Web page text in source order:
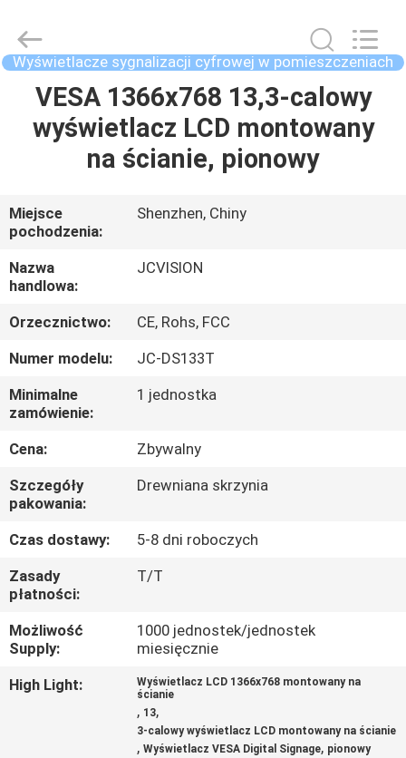
DOM
PRODUKTY
O
NAS
WYCIECZKA
PO
FABRYCE
KONTROLA
JAKOŚCI
SKONTAKTUJ
SIĘ
Z
NAMI
AKTUALNOŚCI
WSZYSTKIE
Interactive
Technology
Co.,
Ltd..
Reserved.
Wyświetlacze sygnalizacji cyfrowej w pomieszczeniach
VESA 1366x768 13,3-calowy
wyświetlacz LCD montowany
na ścianie, pionowy
Miejsce
pochodzenia:
Shenzhen, Chiny
Nazwa
handlowa:
JCVISION
Orzecznictwo:
CE, Rohs, FCC
Numer modelu:
JC-DS133T
Minimalne
zamówienie:
1 jednostka
Cena:
Zbywalny
Szczegóły
pakowania:
Drewniana skrzynia
Czas dostawy:
5-8 dni roboczych
Zasady
płatności:
T/T
Możliwość
Supply:
1000 jednostek/jednostek
miesięcznie
High Light:
Wyświetlacz LCD 1366x768 montowany na
ścianie
, 13,
3-calowy wyświetlacz LCD montowany na ścianie
,Wyświetlacz VESA Digital Signage, pionowy